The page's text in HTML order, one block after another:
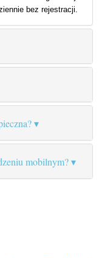
bez rejestracji.
mobilnym?